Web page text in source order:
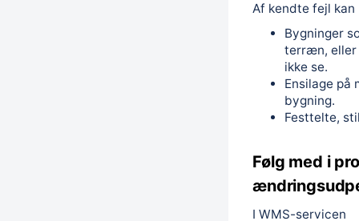
Af kendte fejl
Bygninger
terræn, eller
ikke se.
Ensilage på
bygning.
Festtelte,
Følg med i
I WMS-servicen